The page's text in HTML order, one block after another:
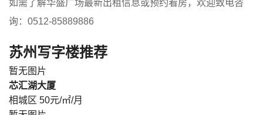
如需了解华盛广场最新出租信息或预约看房，欢迎致电咨
询：0512-85889886
苏州写字楼推荐
暂无图片
芯汇湖大厦
相城区 50元/㎡/月